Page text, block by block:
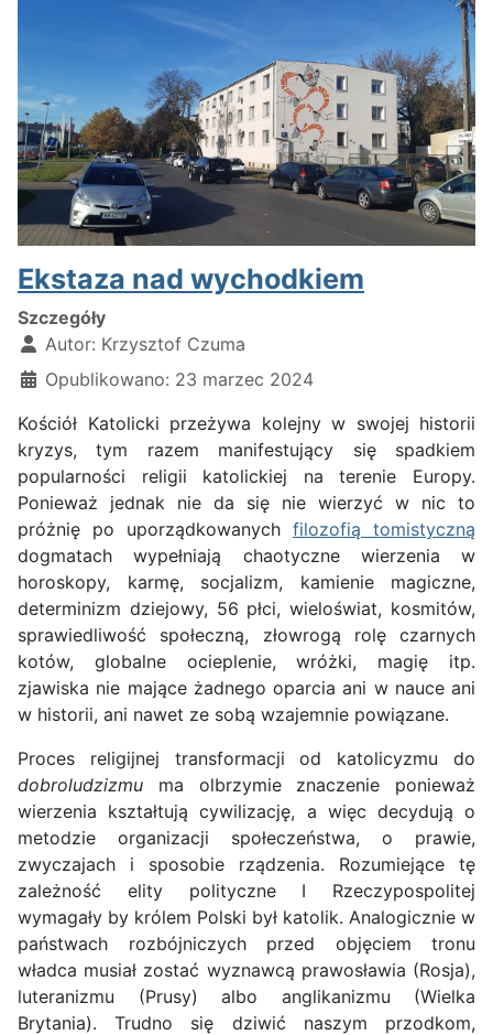
Ekstaza nad wychodkiem
Szczegóły
Autor: Krzysztof Czuma
Opublikowano: 23 marzec 2024
Kościół Katolicki przeżywa kolejny w swojej historii
kryzys, tym razem manifestujący się spadkiem
popularności religii katolickiej na terenie Europy.
Ponieważ jednak nie da się nie wierzyć w nic to
próżnię po uporządkowanych filozofią tomistyczną
dogmatach wypełniają chaotyczne wierzenia w
horoskopy, karmę, socjalizm, kamienie magiczne,
determinizm dziejowy, 56 płci, wieloświat, kosmitów,
sprawiedliwość społeczną, złowrogą rolę czarnych
kotów, globalne ocieplenie, wróżki, magię itp.
zjawiska nie mające żadnego oparcia ani w nauce ani
w historii, ani nawet ze sobą wzajemnie powiązane.
Proces religijnej transformacji od katolicyzmu do
dobroludzizmu ma olbrzymie znaczenie ponieważ
wierzenia kształtują cywilizację, a więc decydują o
metodzie organizacji społeczeństwa, o prawie,
zwyczajach i sposobie rządzenia. Rozumiejące tę
zależność elity polityczne I Rzeczypospolitej
wymagały by królem Polski był katolik. Analogicznie w
państwach rozbójniczych przed objęciem tronu
władca musiał zostać wyznawcą prawosławia (Rosja),
luteranizmu (Prusy) albo anglikanizmu (Wielka
Brytania). Trudno się dziwić naszym przodkom,